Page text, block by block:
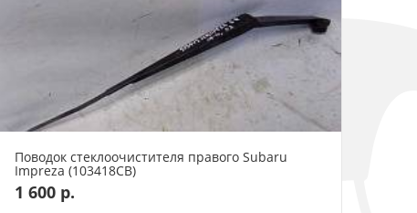
Поводок стеклоочистителя правого Subaru
Impreza (103418СВ)
1 600 р.